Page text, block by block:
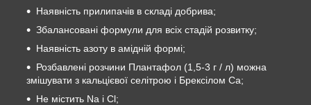
Наявність прилипачів в складі добрива;
Збалансовані формули для всіх стадій розвитку;
Наявність азоту в амідній формі;
Розбавлені розчини Плантафол (1,5-3 г / л) можна
змішувати з кальцієвої селітрою і Брексілом Са;
Не містить Na і Cl;